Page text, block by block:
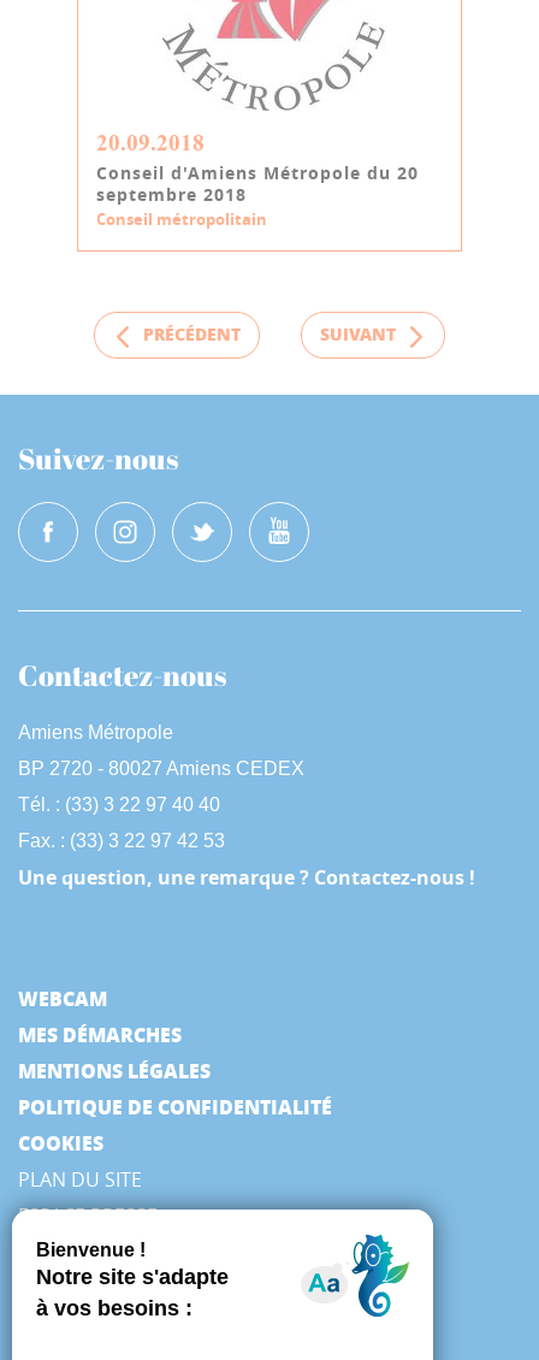
20.09.2018
Conseil d'Amiens Métropole du 20
septembre 2018
Conseil métropolitain
PRÉCÉDENT SUIVANT
Suivez-nous
Contactez-nous
Amiens Métropole
BP 2720 - 80027 Amiens CEDEX
Tél. : (33) 3 22 97 40 40
Fax. : (33) 3 22 97 42 53
Une question, une remarque ? Contactez-nous !
WEBCAM
MES DÉMARCHES
MENTIONS LÉGALES
POLITIQUE DE CONFIDENTIALITÉ
COOKIES
PLAN DU SITE
ESPACE PRESSE